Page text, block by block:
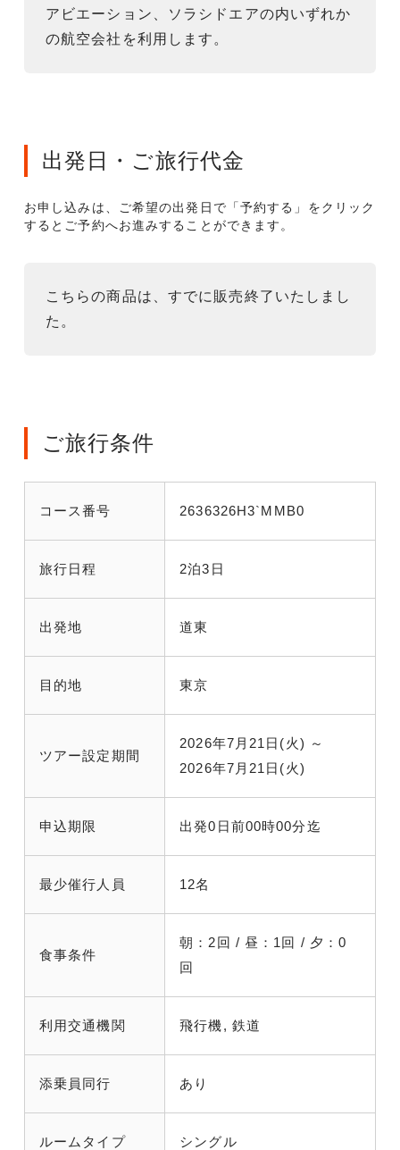
アビエーション、ソラシドエアの内いずれか
の航空会社を利用します。
出発日・ご旅行代金
お申し込みは、ご希望の出発日で「予約する」をクリック
するとご予約へお進みすることができます。
こちらの商品は、すでに販売終了いたしまし
た。
ご旅行条件
コース番号 2636326H3`MMB0
旅行日程 2泊3日
出発地 道東
目的地 東京
ツアー設定期間
2026年7月21日(火) ～
2026年7月21日(火)
申込期限 出発0日前00時00分迄
最少催行人員 12名
食事条件
朝：2回 / 昼：1回 / 夕：0
回
利用交通機関 飛行機, 鉄道
添乗員同行 あり
ルームタイプ シングル